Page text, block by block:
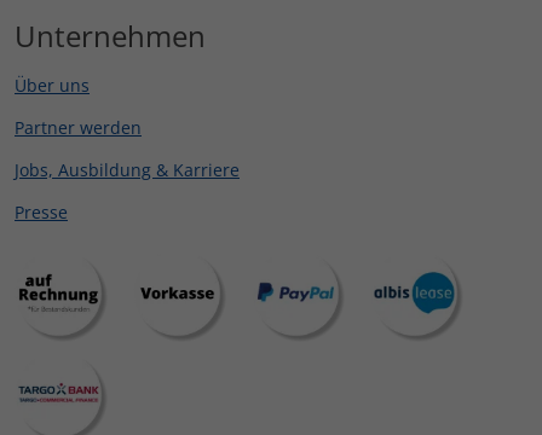
Unternehmen
Über uns
Partner werden
Jobs, Ausbildung & Karriere
Presse